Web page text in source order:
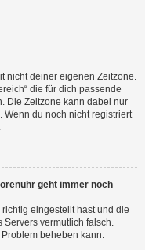
nicht deiner eigenen Zeitzone.
die für dich passende
Die Zeitzone kann dabei nur
du noch nicht registriert
geht immer noch
eingestellt hast und die
Servers vermutlich falsch.
beheben kann.